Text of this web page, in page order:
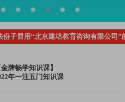
培教育咨询有限公司”的名义，进
金牌畅学知识课】
年一注五门知识课